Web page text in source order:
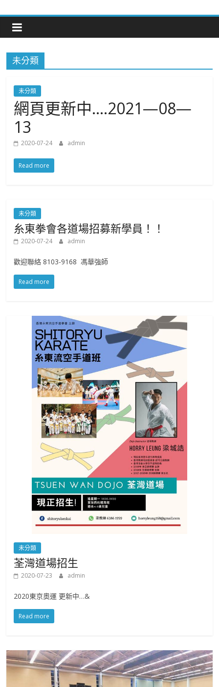
to
content
未分類
未分類
網頁更新中….2021—08—
13
2020-07-24 admin
Read more
未分類
糸東拳會各道場招募新學員！！
2020-07-24 admin
歡迎聯絡 8103-9168 馮華強師
Read more
未分類
荃灣道場招生
2020-07-23 admin
2020東京奧運 更新中…&
Read more